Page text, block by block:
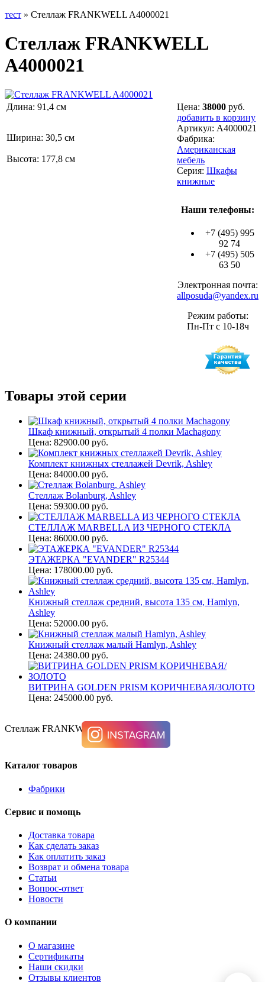
тест » Стеллаж FRANKWELL A4000021
Стеллаж FRANKWELL
A4000021
Длина: 91,4 см
Ширина: 30,5 см
Высота: 177,8 см
Цена: 38000 руб.
добавить в корзину
Артикул: A4000021
Фабрика:
Американская
мебель
Серия: Шкафы
книжные
Наши телефоны:
+7 (495) 995
92 74
+7 (495) 505
63 50
Электронная почта:
allposuda@yandex.ru
Режим работы:
Пн-Пт с 10-18ч
Товары этой серии
Шкаф книжный, открытый 4 полки Machagony
Цена: 82900.00 руб.
Комплект книжных стеллажей Devrik, Ashley
Цена: 84000.00 руб.
Стеллаж Bolanburg, Ashley
Цена: 59300.00 руб.
СТЕЛЛАЖ MARBELLA ИЗ ЧЕРНОГО СТЕКЛА
Цена: 86000.00 руб.
ЭТАЖЕРКА "EVANDER" R25344
Цена: 178000.00 руб.
Книжный стеллаж средний, высота 135 см, Hamlyn,
Ashley
Цена: 52000.00 руб.
Книжный стеллаж малый Hamlyn, Ashley
Цена: 24380.00 руб.
ВИТРИНА GOLDEN PRISM КОРИЧНЕВАЯ/ЗОЛОТО
Цена: 245000.00 руб.
Стеллаж FRANKWELL A4000021
Каталог товаров
Фабрики
Сервис и помощь
Доставка товара
Как сделать заказ
Как оплатить заказ
Возврат и обмена товара
Статьи
Вопрос-ответ
Новости
О компании
О магазине
Сертификаты
Наши скидки
Отзывы клиентов